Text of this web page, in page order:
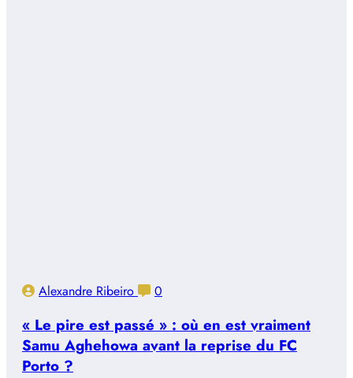
Alexandre Ribeiro 0
« Le pire est passé » : où en est vraiment
Samu Aghehowa avant la reprise du FC
Porto ?